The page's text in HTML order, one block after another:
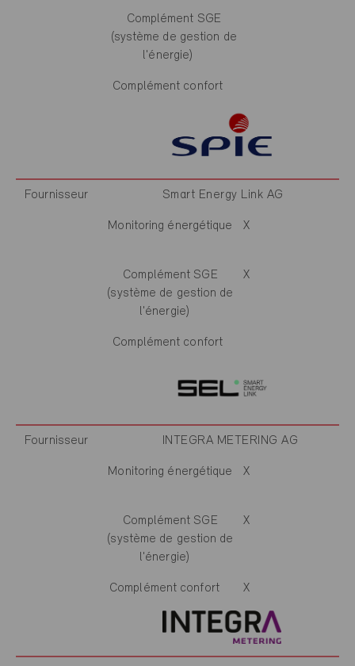
Complément SGE
(système de gestion de
l'énergie)
Complément confort
Fournisseur Smart Energy Link AG
Monitoring énergétique X
Complément SGE
(système de gestion de
l'énergie)
X
Complément confort
Fournisseur INTEGRA METERING AG
Monitoring énergétique X
Complément SGE
(système de gestion de
l'énergie)
X
Complément confort X